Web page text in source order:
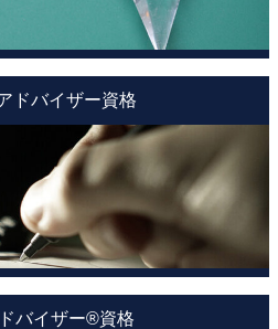
ドバイザー資格
バイザー®資格